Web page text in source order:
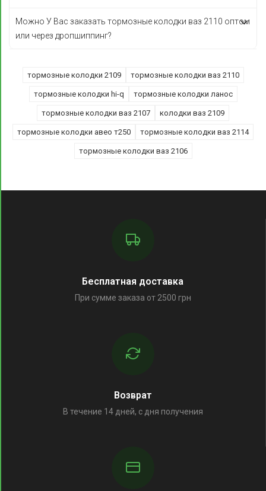
Можно У Вас заказать тормозные колодки ваз 2110 оптом
или через дропшиппинг?
тормозные колодки 2109 тормозные колодки ваз 2110
тормозные колодки hi-q тормозные колодки ланос
тормозные колодки ваз 2107 колодки ваз 2109
тормозные колодки авео т250 тормозные колодки ваз 2114
тормозные колодки ваз 2106
Бесплатная доставка
При сумме заказа от 2500 грн
Возврат
В течение 14 дней, с дня получения